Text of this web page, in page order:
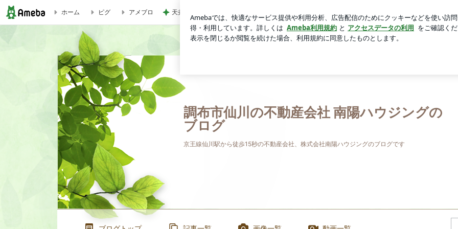
調布市仙川の不動産会社 南陽ハウジングのブログ
ホーム ピグ アメブロ 天井の木が落ち着く心地良い寝室 ロ
調布市仙川の不動産会社 南陽ハウジングの
ブログ
京王線仙川駅から徒歩15秒の不動産会社、株式会社南陽ハウジングのブログです